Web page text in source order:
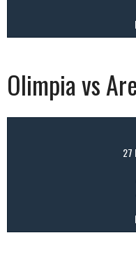
Olimpia vs
27